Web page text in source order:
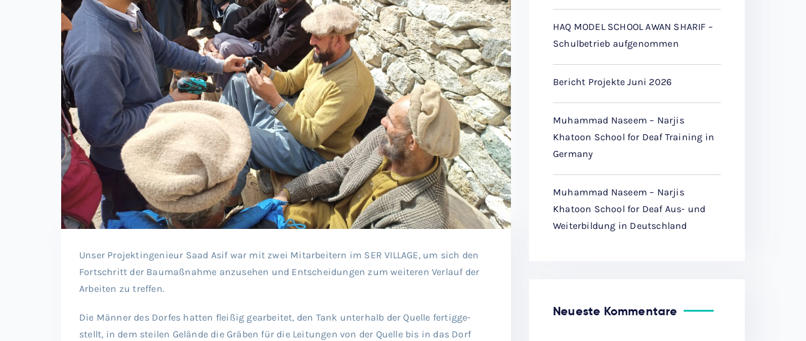
Unser Projektingenieur Saad Asif war mit zwei Mitarbeitern im SER VILLAGE, um sich den
Fortschritt der Baumaßnahme anzusehen und Entscheidungen zum weiteren Verlauf der
Arbeiten zu treffen.
Die Männer des Dorfes hatten fleißig gearbeitet, den Tank unterhalb der Quelle fertigge-
stellt, in dem steilen Gelände die Gräben für die Leitungen von der Quelle bis in das Dorf
HAQ MODEL SCHOOL AWAN SHARIF –
Schulbetrieb aufgenommen
Bericht Projekte Juni 2026
Muhammad Naseem – Narjis
Khatoon School for Deaf Training in
Germany
Muhammad Naseem – Narjis
Khatoon School for Deaf Aus- und
Weiterbildung in Deutschland
Neueste Kommentare